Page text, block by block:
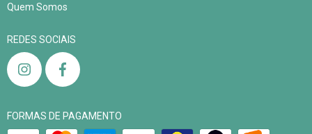
Quem Somos
REDES SOCIAIS
FORMAS DE PAGAMENTO